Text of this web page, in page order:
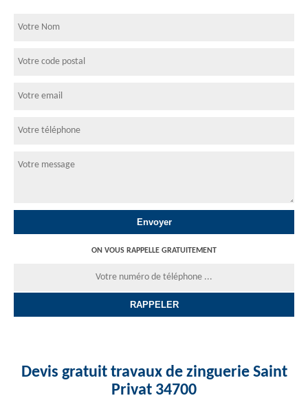
ON VOUS RAPPELLE GRATUITEMENT
Devis gratuit travaux de zinguerie Saint
Privat 34700